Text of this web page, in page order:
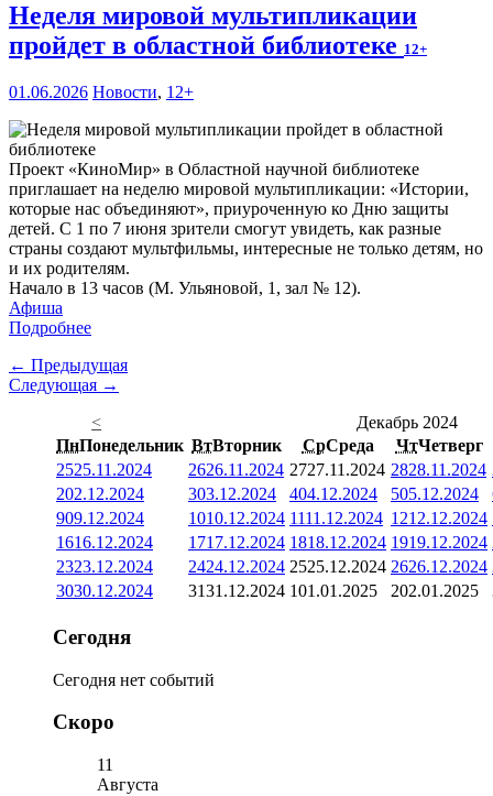
Неделя мировой мультипликации
пройдет в областной библиотеке 12+
01.06.2026 Новости, 12+
Проект «КиноМир» в Областной научной библиотеке
приглашает на неделю мировой мультипликации: «Истории,
которые нас объединяют», приуроченную ко Дню защиты
детей. С 1 по 7 июня зрители смогут увидеть, как разные
страны создают мультфильмы, интересные не только детям, но
и их родителям.
Начало в 13 часов (М. Ульяновой, 1, зал № 12).
Афиша
Подробнее
← Предыдущая
Следующая →
<
Декабрь 2024
ПнПонедельник ВтВторник СрСреда ЧтЧетверг
2525.11.2024 2626.11.2024 2727.11.2024 2828.11.2024
202.12.2024 303.12.2024 404.12.2024 505.12.2024
909.12.2024 1010.12.2024 1111.12.2024 1212.12.2024
1616.12.2024 1717.12.2024 1818.12.2024 1919.12.2024
2323.12.2024 2424.12.2024 2525.12.2024 2626.12.2024
3030.12.2024 3131.12.2024 101.01.2025 202.01.2025
Сегодня
Сегодня нет событий
Скоро
11
Августа